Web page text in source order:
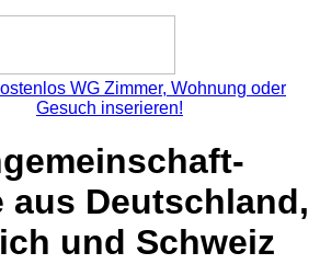
aus Deutschland,
und Schweiz